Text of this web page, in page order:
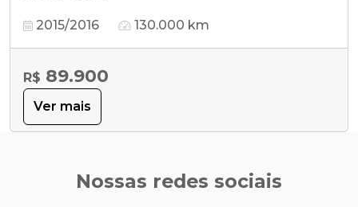
2015/2016 130.000 km
R$ 89.900
Ver mais
Nossas redes sociais